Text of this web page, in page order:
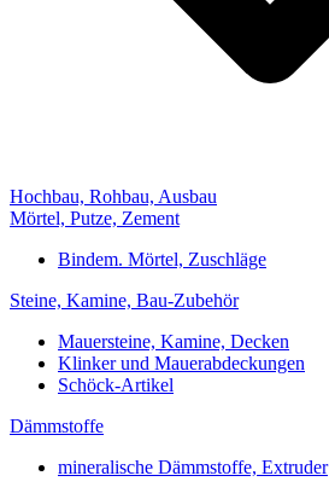
Hochbau, Rohbau, Ausbau
Mörtel, Putze, Zement
Bindem. Mörtel, Zuschläge
Steine, Kamine, Bau-Zubehör
Mauersteine, Kamine, Decken
Klinker und Mauerabdeckungen
Schöck-Artikel
Dämmstoffe
mineralische Dämmstoffe, Extruder